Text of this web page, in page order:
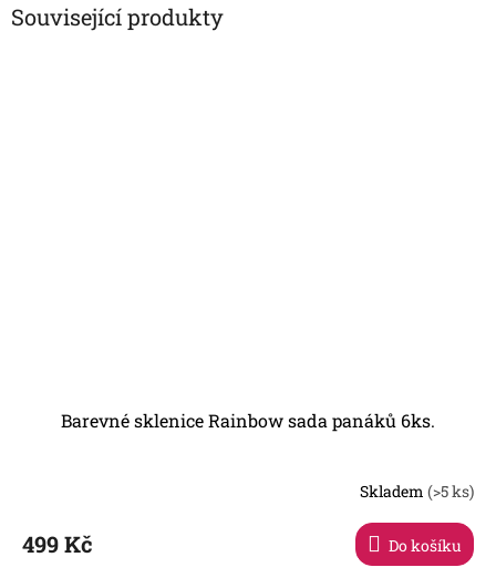
Související produkty
Barevné sklenice Rainbow sada panáků 6ks.
Skladem (>5 ks)
499 Kč Do košíku